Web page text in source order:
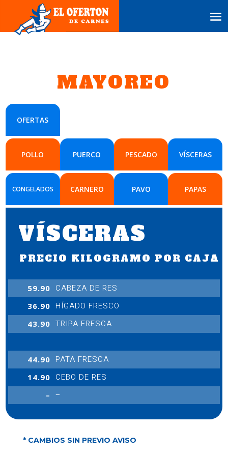
MAYOREO
OFERTAS
POLLO PUERCO PESCADO VÍSCERAS
CONGELADOS CARNERO PAVO PAPAS
VÍSCERAS
PRECIO KILOGRAMO POR CAJA
59.90
36.90
43.90
CABEZA DE RES
HÍGADO FRESCO
TRIPA FRESCA
44.90
14.90
–
PATA FRESCA
CEBO DE RES
–
* CAMBIOS SIN PREVIO AVISO